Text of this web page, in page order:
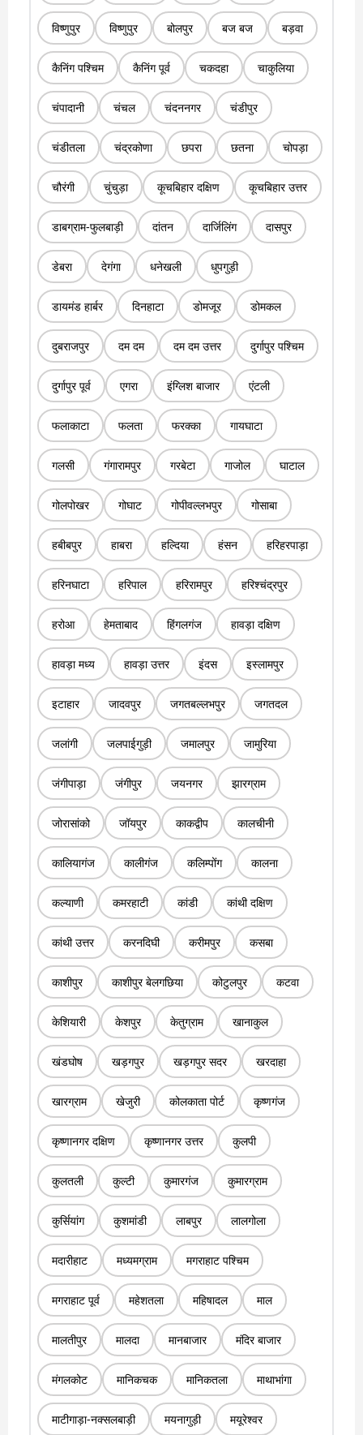
विष्णुपुर विष्णुपुर बोलपुर बज बज बड़वा
कैनिंग पश्चिम कैनिंग पूर्व चकदहा चाकुलिया
चंपादानी चंचल चंदननगर चंडीपुर
चंडीतला चंद्रकोणा छपरा छतना चोपड़ा
चौरंगी चुंचुड़ा कूचबिहार दक्षिण कूचबिहार उत्तर
डाबग्राम-फुलबाड़ी दांतन दार्जिलिंग दासपुर
डेबरा देगंगा धनेखली धुपगुड़ी
डायमंड हार्बर दिनहाटा डोमजूर डोमकल
दुबराजपुर दम दम दम दम उत्तर दुर्गापुर पश्चिम
दुर्गापुर पूर्व एगरा इंग्लिश बाजार एंटली
फलाकाटा फलता फरक्का गायघाटा
गलसी गंगारामपुर गरबेटा गाजोल घाटाल
गोलपोखर गोघाट गोपीवल्लभपुर गोसाबा
हबीबपुर हाबरा हल्दिया हंसन हरिहरपाड़ा
हरिनघाटा हरिपाल हरिरामपुर हरिश्चंद्रपुर
हरोआ हेमताबाद हिंगलगंज हावड़ा दक्षिण
हावड़ा मध्य हावड़ा उत्तर इंदस इस्लामपुर
इटाहार जादवपुर जगतबल्लभपुर जगतदल
जलांगी जलपाईगुड़ी जमालपुर जामुरिया
जंगीपाड़ा जंगीपुर जयनगर झारग्राम
जोरासांको जॉयपुर काकद्वीप कालचीनी
कालियागंज कालीगंज कलिम्पोंग कालना
कल्याणी कमरहाटी कांडी कांथी दक्षिण
कांथी उत्तर करनदिघी करीमपुर कसबा
काशीपुर काशीपुर बेलगछिया कोटुलपुर कटवा
केशियारी केशपुर केतुग्राम खानाकुल
खंडघोष खड़गपुर खड़गपुर सदर खरदाहा
खारग्राम खेजुरी कोलकाता पोर्ट कृष्णगंज
कृष्णानगर दक्षिण कृष्णानगर उत्तर कुलपी
कुलतली कुल्टी कुमारगंज कुमारग्राम
कुर्सियांग कुशमांडी लाबपुर लालगोला
मदारीहाट मध्यमग्राम मगराहाट पश्चिम
मगराहाट पूर्व महेशतला महिषादल माल
मालतीपुर मालदा मानबाजार मंदिर बाजार
मंगलकोट मानिकचक मानिकतला माथाभांगा
माटीगाड़ा-नक्सलबाड़ी मयनागुड़ी मयूरेश्वर